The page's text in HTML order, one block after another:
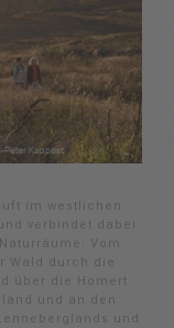
im westlichen
verbindet dabei
Vom
Wald durch die
über die Homert
und an den
und